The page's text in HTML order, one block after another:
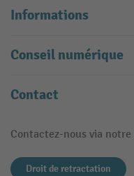
Informations
Conseil numérique
Contact
Contactez-nous via notre
Droit de retractation